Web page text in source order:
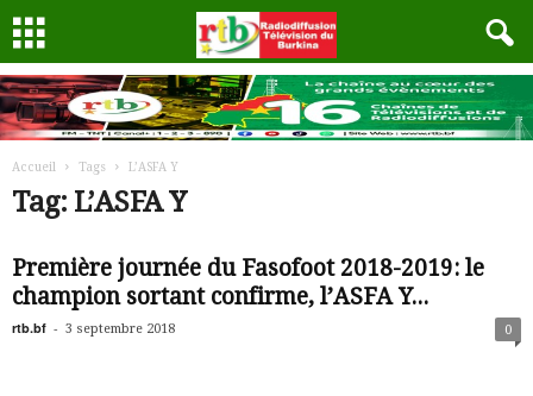
Accueil Tags L’ASFA Y
Tag: L’ASFA Y
Première journée du Fasofoot 2018-2019: le
champion sortant confirme, l’ASFA Y...
rtb.bf - 3 septembre 2018 0